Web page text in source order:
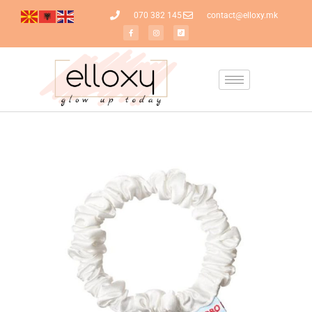
070 382 145 contact@elloxy.mk